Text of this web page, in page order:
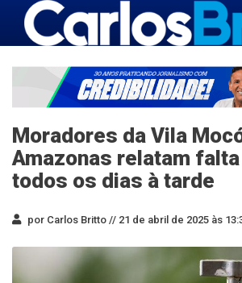
Moradores da Vila
Amazonas relatam falta
todos os dias à tarde
por Carlos Britto // 21 de abril de 2025 às